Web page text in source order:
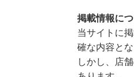
掲載情報に
当サイトに
確な内容と
しかし、店